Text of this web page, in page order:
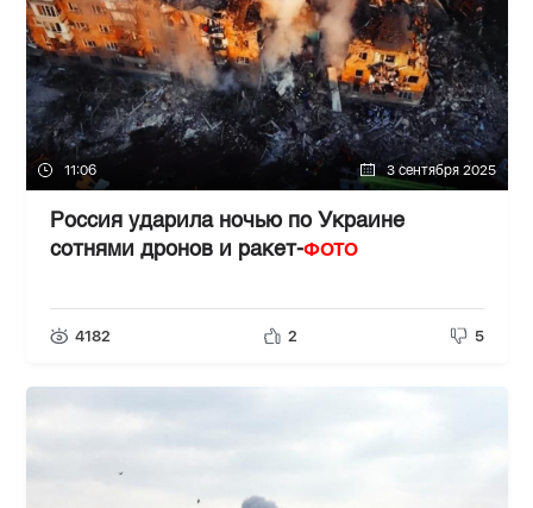
11:06 3 сентября 2025
Россия ударила ночью по Украине
сотнями дронов и ракет-ФОТО
4182 2 5